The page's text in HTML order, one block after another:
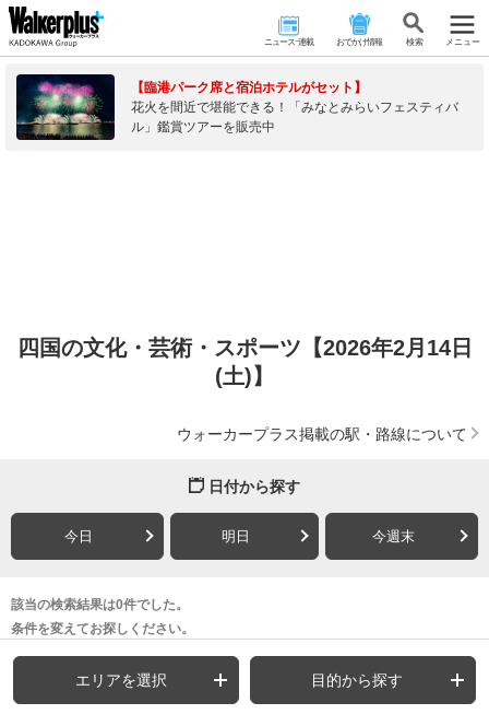
ニュース･連載 おでかけ情報 検 索 メニュー
【臨港パーク席と宿泊ホテルがセット】
花火を間近で堪能できる！「みなとみらいフェスティバ
ル」鑑賞ツアーを販売中
四国の文化・芸術・スポーツ【2026年2月14日
(土)】
ウォーカープラス掲載の駅・路線について
日付から探す
今日 明日 今週末
該当の検索結果は0件でした。
条件を変えてお探しください。
エリアを選択 目的から探す